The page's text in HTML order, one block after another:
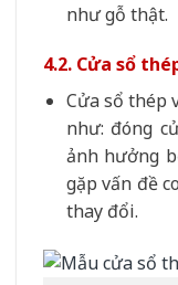
như gỗ thật.
4.2. Cửa sổ
Cửa sổ thép
như: đóng
ảnh hưởng
gặp vấn đề
thay đổi.